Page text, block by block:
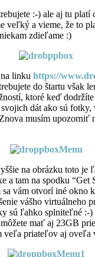
:-) ale aj tu platí
veľký a vieme, že to
zdieľame :)
linku https://
do štartu však
ktoré keď
dát ako sú fotky,
musím upozorniť
na obrázku toto je
a tam na spodku “Get
vám otvorí iné okno
vášho virtuálneho
sú ľahko splniteľné :-)
mať aj 23GB
veľa priateľov aj oveľa